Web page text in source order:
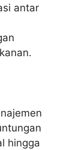
antar
hingga